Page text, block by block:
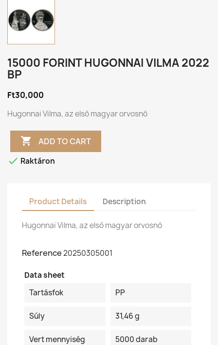
15000 FORINT HUGONNAI VILMA 2022
BP
Ft30,000
Hugonnai Vilma, az első magyar orvosnő
 ADD TO CART
 Raktáron
Product Details Description
Hugonnai Vilma, az első magyar orvosnő
Reference20250305001
Data sheet
Tartásfok
PP
Súly 31,46 g
Vert mennyiség 5000 darab